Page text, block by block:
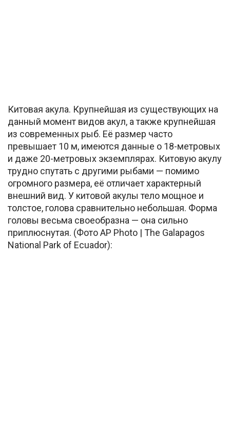
Китовая акула. Крупнейшая из существующих на
данный момент видов акул, а также крупнейшая
из современных рыб. Её размер часто
превышает 10 м, имеются данные о 18-метровых
и даже 20-метровых экземплярах. Китовую акулу
трудно спутать с другими рыбами — помимо
огромного размера, её отличает характерный
внешний вид. У китовой акулы тело мощное и
толстое, голова сравнительно небольшая. Форма
головы весьма своеобразна — она сильно
приплюснутая. (Фото AP Photo | The Galapagos
National Park of Ecuador):